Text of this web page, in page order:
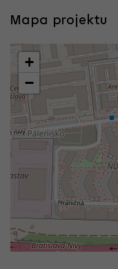
Mapa projektu
+
−